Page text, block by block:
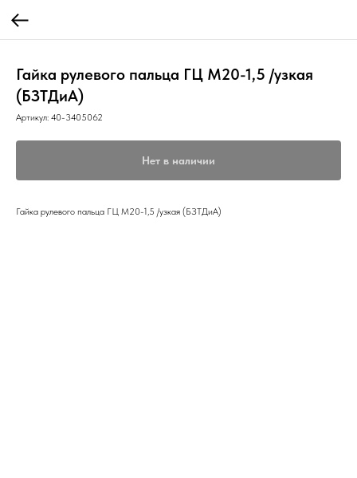
Гайка рулевого пальца ГЦ М20-1,5 /узкая
(БЗТДиА)
Артикул: 40-3405062
Нет в наличии
Гайка рулевого пальца ГЦ М20-1,5 /узкая (БЗТДиА)